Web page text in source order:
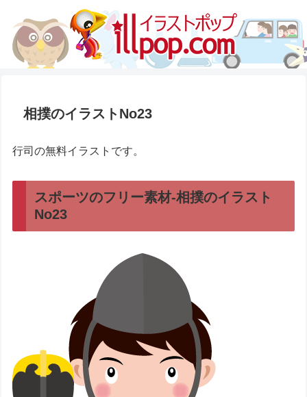
相撲のイラストNo23
行司の無料イラストです。
スポーツのフリー素材-相撲のイラスト
No23